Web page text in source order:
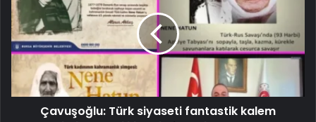
Çavuşoğlu: Türk siyaseti fantastik kalem